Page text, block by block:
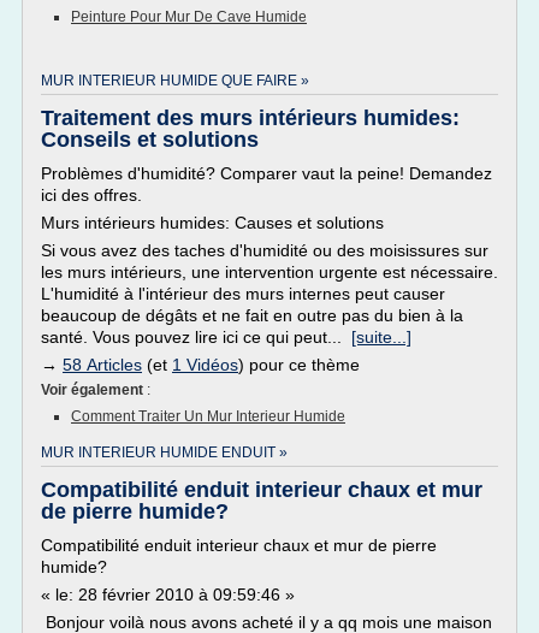
Peinture Pour Mur De Cave Humide
MUR INTERIEUR HUMIDE QUE FAIRE »
Traitement des murs intérieurs humides:
Conseils et solutions
Problèmes d'humidité? Comparer vaut la peine! Demandez
ici des offres.
Murs intérieurs humides: Causes et solutions
Si vous avez des taches d'humidité ou des moisissures sur
les murs intérieurs, une intervention urgente est nécessaire.
L'humidité à l'intérieur des murs internes peut causer
beaucoup de dégâts et ne fait en outre pas du bien à la
santé. Vous pouvez lire ici ce qui peut... [suite...]
→ 58 Articles (et 1 Vidéos) pour ce thème
Voir également :
Comment Traiter Un Mur Interieur Humide
MUR INTERIEUR HUMIDE ENDUIT »
Compatibilité enduit interieur chaux et mur
de pierre humide?
Compatibilité enduit interieur chaux et mur de pierre
humide?
« le: 28 février 2010 à 09:59:46 »
Bonjour voilà nous avons acheté il y a qq mois une maison